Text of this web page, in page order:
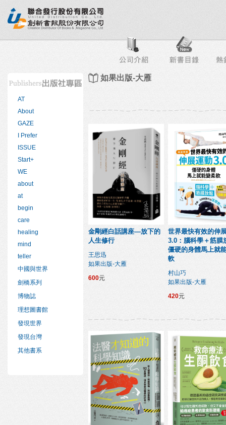
榜 出版社專區 書店專區 目錄下載 會員服務
AT
About
GAZE
I Prefer
ISSUE
Start+
WE
about
at
begin
care
healing
mind
teller
中國與世界
劍橋系列
博物誌
理想圖書館
發現世界
發現台灣
其他書系
如果出版-大雁
金剛經白話講座—放下的
人生修行
王思迅
如果出版-大雁
600元
世界最快有效的伸
3.0：腦科學＋筋膜
僵硬的身體馬上就
軟
村山巧
如果出版-大雁
420元